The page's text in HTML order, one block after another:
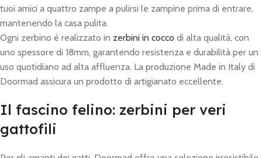
tuoi amici a quattro zampe a pulirsi le zampine prima di entrare,
mantenendo la casa pulita.
Ogni zerbino è realizzato in zerbini in cocco di alta qualità, con
uno spessore di 18mm, garantendo resistenza e durabilità per un
uso quotidiano ad alta affluenza. La produzione Made in Italy di
Doormad assicura un prodotto di artigianato eccellente.
Il fascino felino: zerbini per veri
gattofili